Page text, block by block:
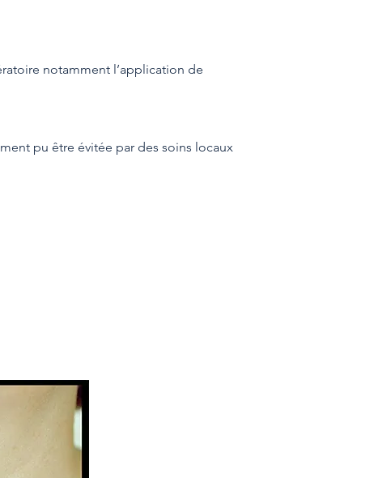
notamment l’application de
pu être évitée par des soins locaux